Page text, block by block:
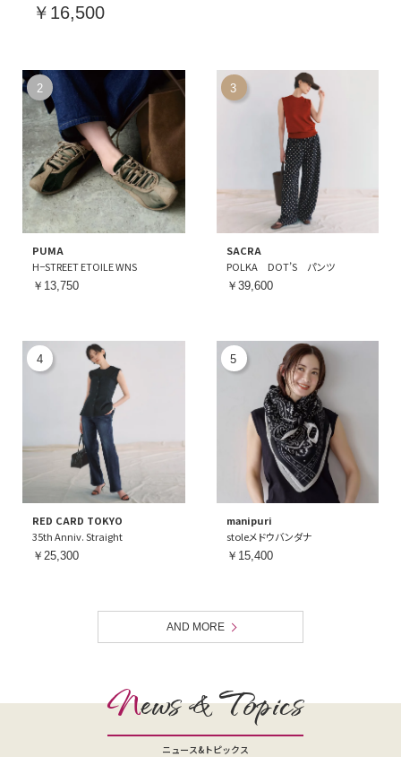
￥16,500
PUMA
H−STREET ETOILE WNS
￥13,750
SACRA
POLKA DOT’S パンツ
￥39,600
RED CARD TOKYO
35th Anniv. Straight
￥25,300
manipuri
stoleメドウバンダナ
￥15,400
AND MORE
News & Topics
ニュース&トピックス